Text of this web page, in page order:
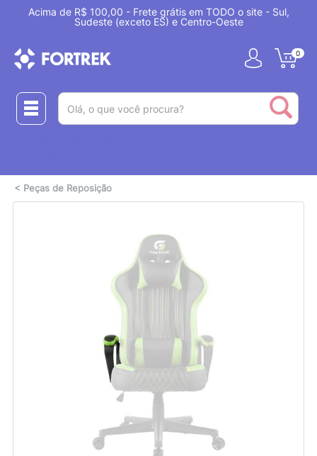
Acima de R$ 100,00 - Frete grátis em TODO o site - Sul,
Sudeste (exceto ES) e Centro-Oeste
0
< Peças de Reposição